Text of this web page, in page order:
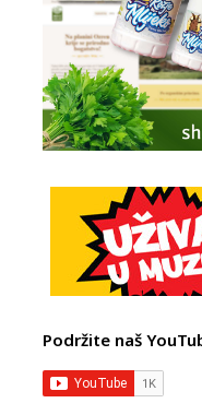
Podržite naš